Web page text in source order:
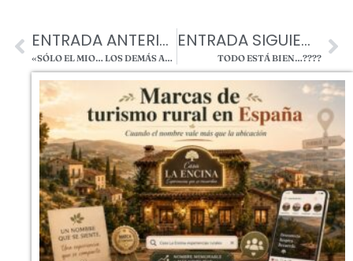
ENTRADA ANTERIOR
«SÓLO EL MIO… LOS DEMÁS ATADOS»
ENTRADA SIGUIENTE
TODO ESTÁ BIEN…????